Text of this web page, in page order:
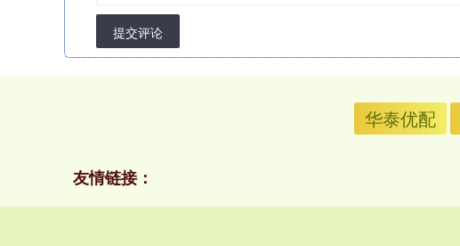
提交评论
华泰优配
友情链接：